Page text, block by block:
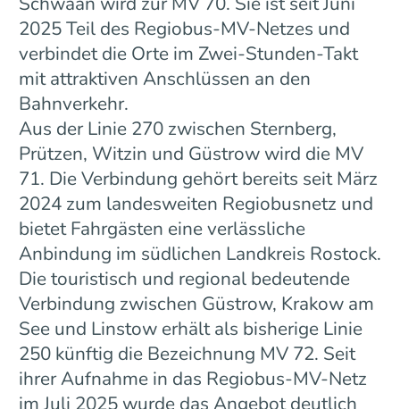
2025 Teil des Regiobus-MV-Netzes und
verbindet die Orte im Zwei-Stunden-Takt
mit attraktiven Anschlüssen an den
Bahnverkehr.
Aus der Linie 270 zwischen Sternberg,
Prützen, Witzin und Güstrow wird die MV
71. Die Verbindung gehört bereits seit März
2024 zum landesweiten Regiobusnetz und
bietet Fahrgästen eine verlässliche
Anbindung im südlichen Landkreis Rostock.
Die touristisch und regional bedeutende
Verbindung zwischen Güstrow, Krakow am
See und Linstow erhält als bisherige Linie
250 künftig die Bezeichnung MV 72. Seit
ihrer Aufnahme in das Regiobus-MV-Netz
im Juli 2025 wurde das Angebot deutlich